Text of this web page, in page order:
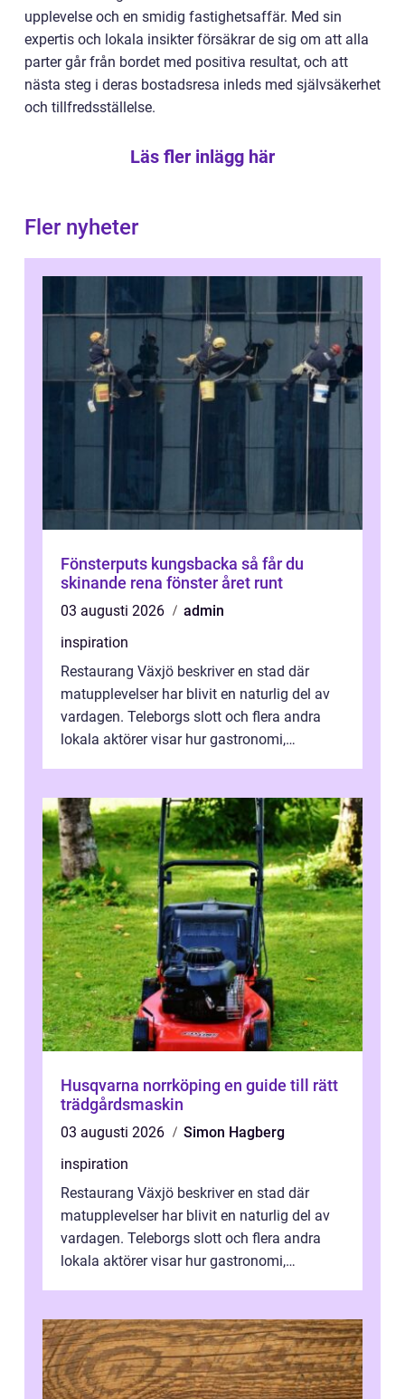
upplevelse och en smidig fastighetsaffär. Med sin
expertis och lokala insikter försäkrar de sig om att alla
parter går från bordet med positiva resultat, och att
nästa steg i deras bostadsresa inleds med självsäkerhet
och tillfredsställelse.
Läs fler inlägg här
Fler nyheter
Fönsterputs kungsbacka så får du
skinande rena fönster året runt
03 augusti 2026
admin
inspiration
Restaurang Växjö beskriver en stad där
matupplevelser har blivit en naturlig del av
vardagen. Teleborgs slott och flera andra
lokala aktörer visar hur gastronomi,
Husqvarna norrköping en guide till rätt
trädgårdsmaskin
03 augusti 2026
Simon Hagberg
inspiration
Restaurang Växjö beskriver en stad där
matupplevelser har blivit en naturlig del av
vardagen. Teleborgs slott och flera andra
lokala aktörer visar hur gastronomi,